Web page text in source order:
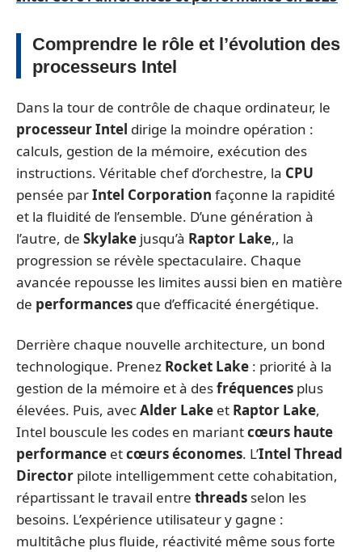
Comprendre le rôle et l’évolution des
processeurs Intel
Dans la tour de contrôle de chaque ordinateur, le
processeur Intel dirige la moindre opération :
calculs, gestion de la mémoire, exécution des
instructions. Véritable chef d’orchestre, la CPU
pensée parIntel Corporation façonne la rapidité
et la fluidité de l’ensemble. D’une génération à
l’autre, de Skylake jusqu’à Raptor Lake,, la
progression se révèle spectaculaire. Chaque
avancée repousse les limites aussi bien en matière
de performances que d’efficacité énergétique.
Derrière chaque nouvelle architecture, un bond
technologique. Prenez Rocket Lake : priorité à la
gestion de la mémoire et à desfréquences plus
élevées. Puis, avecAlder Lake et Raptor Lake,
Intel bouscule les codes en mariantcœurs haute
performance etcœurs économes. L’Intel Thread
Director pilote intelligemment cette cohabitation,
répartissant le travail entre threads selon les
besoins. L’expérience utilisateur y gagne :
multitâche plus fluide, réactivité même sous forte